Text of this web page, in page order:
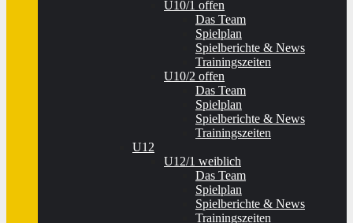
U10/1 offen
Das Team
Spielplan
Spielberichte & News
Trainingszeiten
U10/2 offen
Das Team
Spielplan
Spielberichte & News
Trainingszeiten
U12
U12/1 weiblich
Das Team
Spielplan
Spielberichte & News
Trainingszeiten